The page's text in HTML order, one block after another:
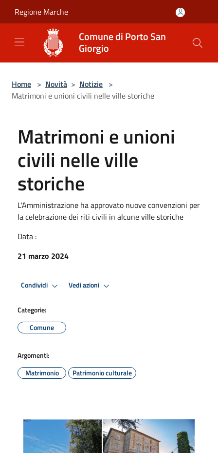
Regione Marche
Comune di Porto San
Giorgio
Home > Novità > Notizie >
Matrimoni e unioni civili nelle ville storiche
Matrimoni e unioni
civili nelle ville
storiche
L'Amministrazione ha approvato nuove convenzioni per
la celebrazione dei riti civili in alcune ville storiche
Data :
21 marzo 2024
Condividi Vedi azioni
Categorie:
Comune
Argomenti:
Matrimonio
Patrimonio culturale